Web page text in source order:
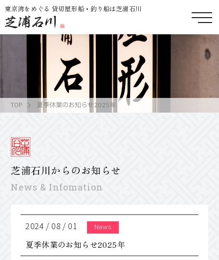
東京湾をめぐる 貸切屋形船・釣り船は芝浦石川
TOP 夏季休業のお知らせ2025年
芝浦石川からのお知らせ
News & Infomation
2024 / 08 / 01
夏季休業のお知らせ2025年